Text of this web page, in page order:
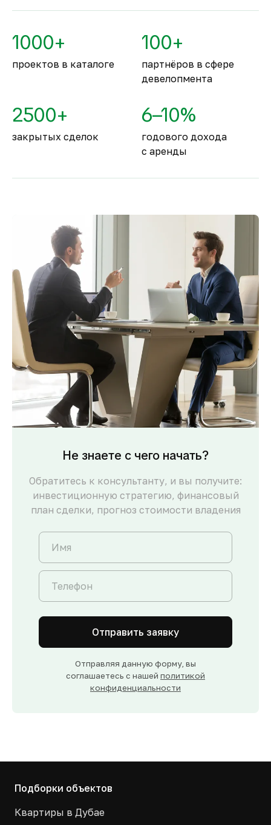
По уровню безопасности жизни
занимают второе место в мире.
1000+
проектов в каталоге
100+
партнёров в сфере
девелопмента
2500+
закрытых сделок
6–10%
годового дохода
с аренды
Не знаете с чего начать?
Обратитесь к консультанту, и вы получите:
инвестиционную стратегию, финансовый
план сделки, прогноз стоимости владения
Отправить заявку
Отправляя данную форму, вы
соглашаетесь с нашей политикой
конфиденциальности
Подборки объектов
Квартиры в Дубае